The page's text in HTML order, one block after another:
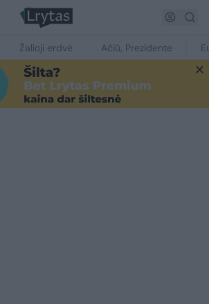
Žalioji erdvė Ačiū, Prezidente